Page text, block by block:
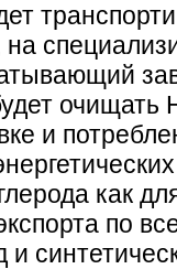
очищать
и
как
по